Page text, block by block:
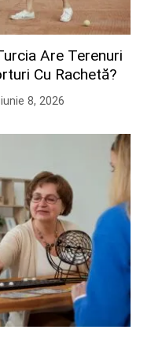
Are Terenuri
Cu Rachetă?
iunie 8, 2026